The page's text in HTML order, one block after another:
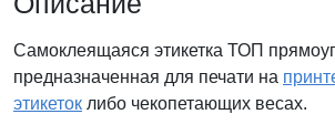
Самоклеящаяся этикетка ТОП
предназначенная для печати на
этикеток либо чекопетающих весах.